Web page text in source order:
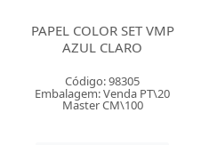
PAPEL COLOR SET VMP
AZUL CLARO
Código: 98305
Embalagem: Venda PT\20
Master CM\100